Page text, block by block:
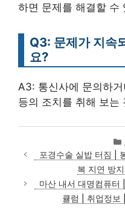
하면 문제를 해결할 수
Q3: 문제가 지속
요?
A3: 통신사에 문의하
등의 조치를 취해 보는
포경수술 실밥 터짐 |
복 지연 방
마산 내서 대명컴퓨터
큘럼 | 취업정보